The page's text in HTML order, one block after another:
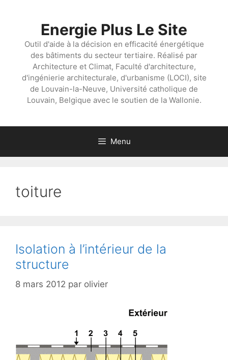
Energie Plus Le Site
Outil d'aide à la décision en efficacité énergétique
des bâtiments du secteur tertiaire. Réalisé par
Architecture et Climat, Faculté d'architecture,
d'ingénierie architecturale, d'urbanisme (LOCI), site
de Louvain-la-Neuve, Université catholique de
Louvain, Belgique avec le soutien de la Wallonie.
Menu
toiture
Isolation à l’intérieur de la
structure
8 mars 2012 par olivier